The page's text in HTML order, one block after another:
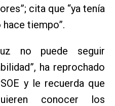
cita que “ya tenía
tiempo”.
no puede seguir
ha reprochado
y le recuerda que
conocer los